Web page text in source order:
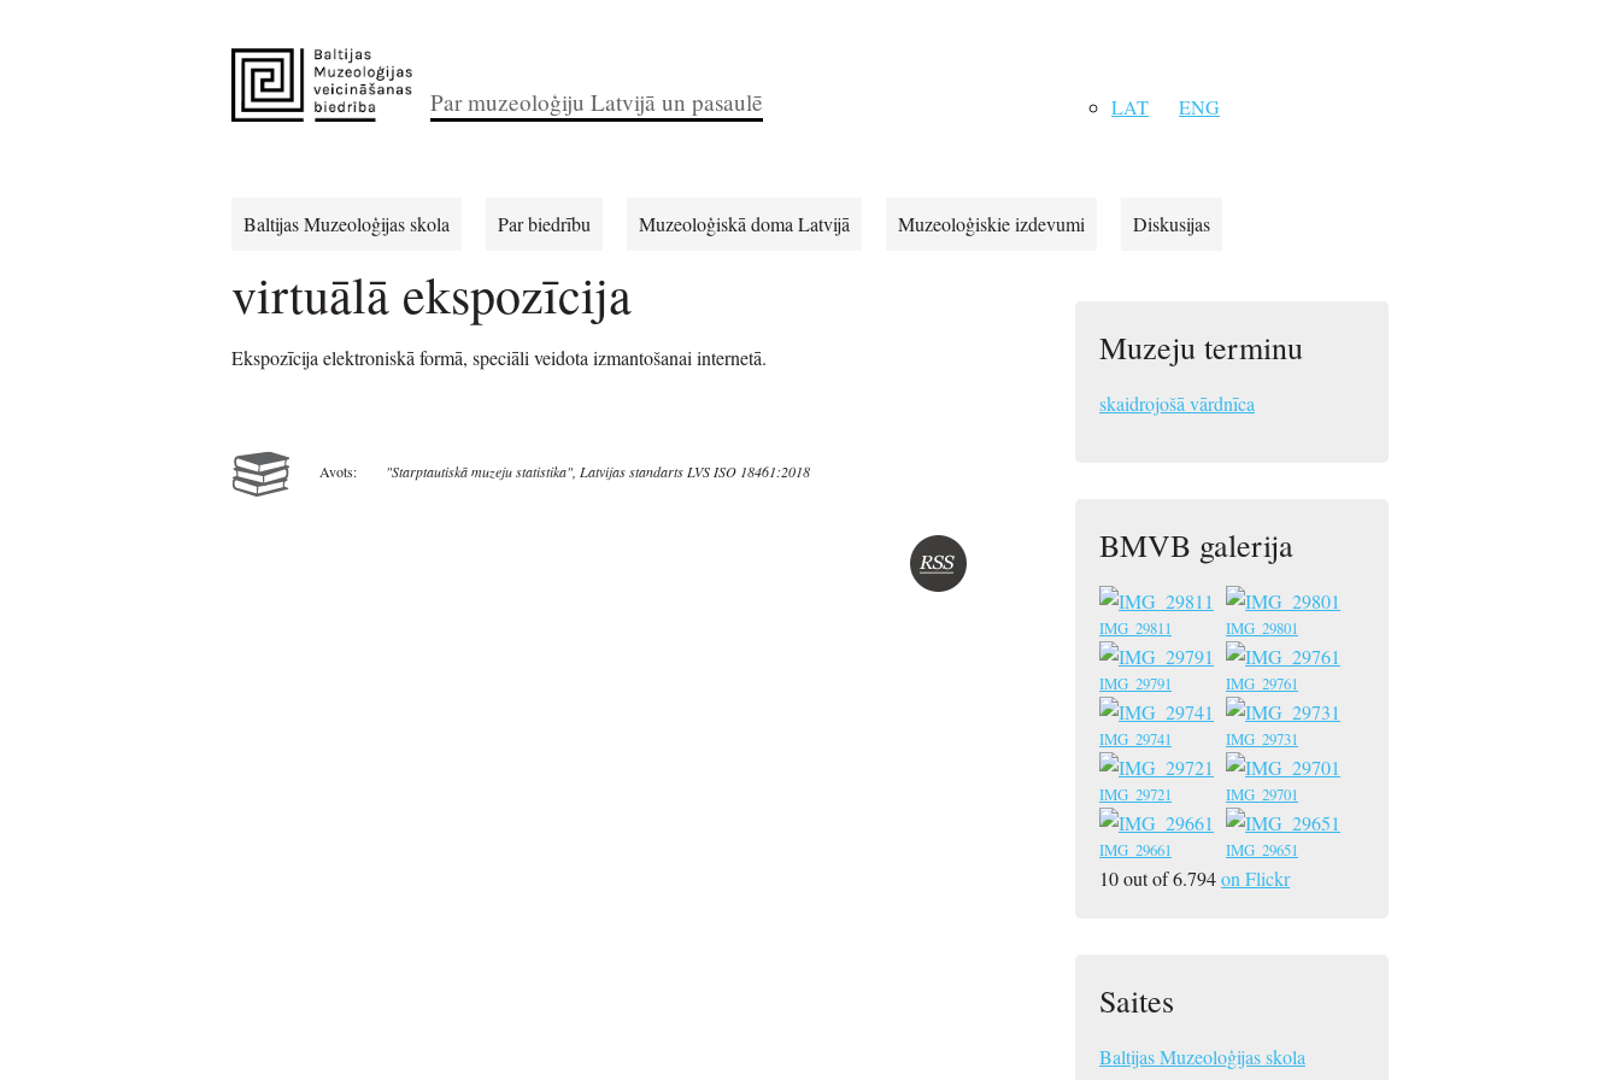
LAT ENG
Par muzeoloģiju Latvijā un pasaulē
Baltijas Muzeoloģijas skola Par biedrību Muzeoloģiskā doma Latvijā Muzeoloģiskie izdevumi Diskusijas
virtuālā ekspozīcija
Ekspozīcija elektroniskā formā, speciāli veidota izmantošanai internetā.
Avots: "Starptautiskā muzeju statistika", Latvijas standarts LVS ISO 18461:2018
Muzeju terminu
skaidrojošā vārdnīca
BMVB galerija
IMG_29811 IMG_29801
IMG_29791 IMG_29761
IMG_29741 IMG_29731
IMG_29721 IMG_29701
IMG_29661 IMG_29651
10 out of 6.794on Flickr
Saites
Baltijas Muzeoloģijas skola